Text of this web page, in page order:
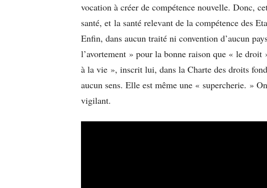
vocation à créer de compétence nouvelle. Donc,
santé, et la santé relevant de la compétence des
Enfin, dans aucun traité ni convention d’aucun
l’avortement » pour la bonne raison que « le
à la vie », inscrit lui, dans la Charte des droits
aucun sens. Elle est même une « supercherie. »
vigilant.